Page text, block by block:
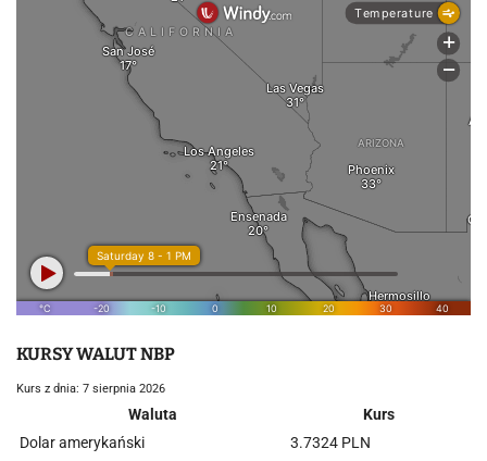
KURSY WALUT NBP
Kurs z dnia: 7 sierpnia 2026
Waluta
Kurs
Dolar amerykański
3.7324 PLN